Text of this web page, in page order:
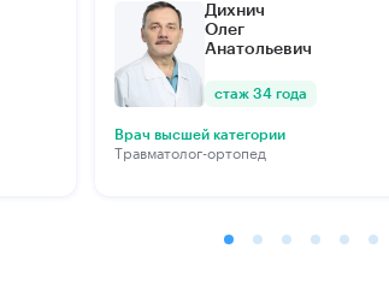
Дихнич
Олег
Анатольевич
стаж 34 года
Врач высшей категории
Травматолог-ортопед